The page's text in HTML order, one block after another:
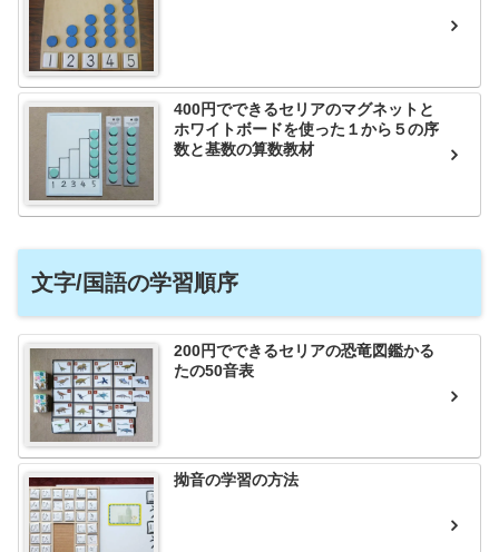
400円でできるセリアのマグネットと
ホワイトボードを使った１から５の序
数と基数の算数教材
文字/国語の学習順序
200円でできるセリアの恐竜図鑑かる
たの50音表
拗音の学習の方法